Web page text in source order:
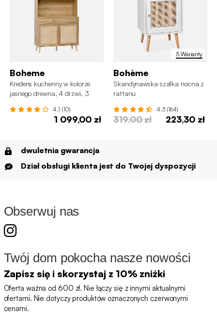
Boheme
Kredens kuchenny w kolorze
jasnego drewna, 4 drzwi, 3
4.1 (10)
1 099,00 zł
5 Warianty
Bohème
Skandynawska szafka nocna z
rattanu
4.3 (164)
319,00 zł 223,30 zł
dwuletnia gwarancja
Dział obsługi klienta jest do Twojej dyspozycji
Obserwuj nas
Twój dom pokocha nasze nowości
Zapisz się i skorzystaj z 10% zniżki
Oferta ważna od 600 zł. Nie łączy się z innymi aktualnymi
ofertami. Nie dotyczy produktów oznaczonych czerwonymi
cenami.